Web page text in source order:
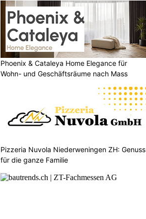
Phoenix & Cataleya Home Elegance für
Wohn- und Geschäftsräume nach Mass
Pizzeria Nuvola Niederweningen ZH: Genuss
für die ganze Familie